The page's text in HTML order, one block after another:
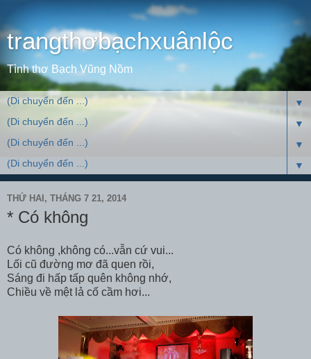
trangthơbạchxuânlộc
Tình thơ Bạch Vũng Nồm
▼
▼
▼
▼
THỨ HAI, THÁNG 7 21, 2014
* Có không
Có không ,không có...vẫn cứ vui...
Lối cũ đường mơ đã quen rồi,
Sáng đi hấp tấp quên không nhớ,
Chiều về mệt lả cố cầm hơi...